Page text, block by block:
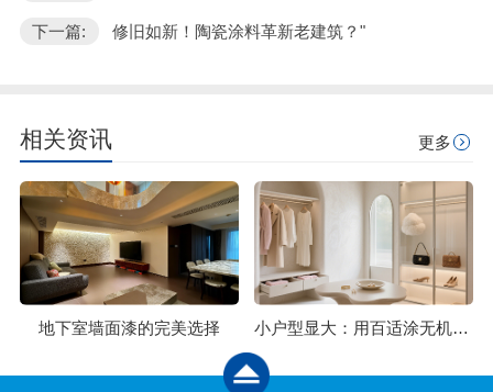
下一篇: 修旧如新！陶瓷涂料革新老建筑？"
相关资讯 更多
地下室墙面漆的完美选择 小户型显大：用百适涂无机石灰石涂料，刷大空间感